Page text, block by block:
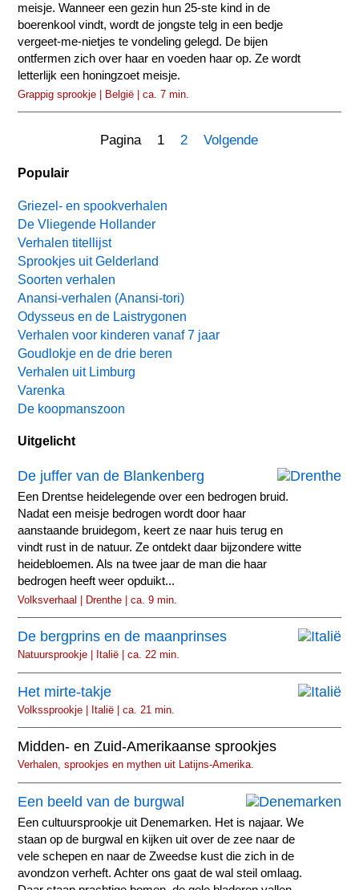
meisje. Wanneer een gezin hun 25-ste kind in de
boerenkool vindt, wordt de jongste telg in een bedje
vergeet-me-nietjes te vondeling gelegd. De bijen
ontfermen zich over haar en voeden haar op. Ze wordt
letterlijk een honingzoet meisje.
Grappig sprookje | België | ca. 7 min.
Pagina 12 Volgende
Populair
Griezel- en spookverhalen
De Vliegende Hollander
Verhalen titellijst
Sprookjes uit Gelderland
Soorten verhalen
Anansi-verhalen (Anansi-tori)
Odysseus en de Laistrygonen
Verhalen voor kinderen vanaf 7 jaar
Goudlokje en de drie beren
Verhalen uit Limburg
Varenka
De koopmanszoon
Uitgelicht
De juffer van de Blankenberg
Een Drentse heidelegende over een bedrogen bruid.
Nadat een meisje bedrogen wordt door haar
aanstaande bruidegom, keert ze naar huis terug en
vindt rust in de natuur. Ze ontdekt daar bijzondere witte
heidebloemen. Als na twee jaar de man die haar
bedrogen heeft weer opduikt...
Volksverhaal | Drenthe | ca. 9 min.
De bergprins en de maanprinses
Natuursprookje | Italië | ca. 22 min.
Het mirte-takje
Volkssprookje | Italië | ca. 21 min.
Midden- en Zuid-Amerikaanse sprookjes
Verhalen, sprookjes en mythen uit Latijns-Amerika.
Een beeld van de burgwal
Een cultuursprookje uit Denemarken. Het is najaar. We
staan op de burgwal en kijken uit over de zee naar de
vele schepen en naar de Zweedse kust die zich in de
avondzon verheft. Achter ons gaat de wal steil omlaag.